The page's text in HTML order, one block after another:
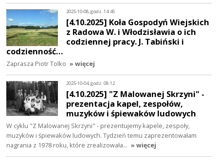
2025-10-08, godz. 14:45
[4.10.2025] Koła Gospodyń Wiejskich
z Radowa W. i Włodzisławia o ich
codziennej pracy. J. Tabiński i
codzienność…
Zaprasza Piotr Tolko » więcej
2025-10-04, godz. 08:12
[4.10.2025] "Z Malowanej Skrzyni" -
prezentacja kapel, zespołów,
muzyków i śpiewaków ludowych
W cyklu "Z Malowanej Skrzyni" - prezentujemy kapele, zespoły,
muzyków i śpiewaków ludowych. Tydzień temu zaprezentowałam
nagrania z 1978 roku, które zrealizowała… » więcej